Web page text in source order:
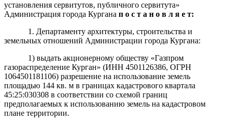
установления сервитутов, публичного сервитута»
Администрация города Кургана п о с т а н о в л я е т:
1. Департаменту архитектуры, строительства и
земельных отношений Администрации города Кургана:
1) выдать акционерному обществу «Газпром
газораспределение Курган» (ИНН 4501126386, ОГРН
1064501181106) разрешение на использование земель
площадью 144 кв. м в границах кадастрового квартала
45:25:030308 в соответствии со схемой границ
предполагаемых к использованию земель на кадастровом
плане территории.